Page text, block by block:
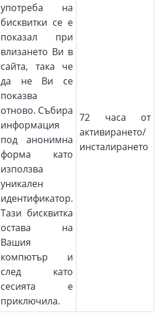
употреба на
бисквитки се е
показал при
влизането Ви в
сайта, така че
да не Ви се
показва
отново. Събира
информация
под анонимна
форма като
използва
уникален
идентификатор.
Тази бисквитка
остава на
Вашия
компютър и
след като
сесията е
приключила.
72 часа от
активирането/
инсталирането